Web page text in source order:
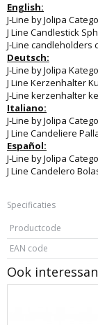
English:
J-Line by Jolipa
J Line Candlestick
J-Line candleholders
Deutsch:
J-Line by Jolipa
J Line Kerzenhalter
J-Line kerzenhalter
Italiano:
J-Line by Jolipa
J Line Candeliere
Español:
J-Line by Jolipa
J Line Candelero
Specificaties
Productcode
EAN code
Ook